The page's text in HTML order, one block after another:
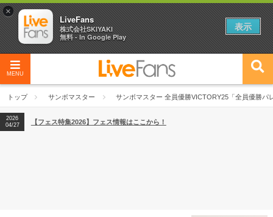
MENU
トップ サンボマスター サンボマスター 全員優勝VICTORY25「全員優勝パ
2026
04/27
2026
【ライブ動員ランキング】2026年上半期編発表！
2026
04/27
【フェス特集2026】フェス情報はここから！
×
LiveFans
株式会社SKIYAKI
無料 - In Google Play
表示